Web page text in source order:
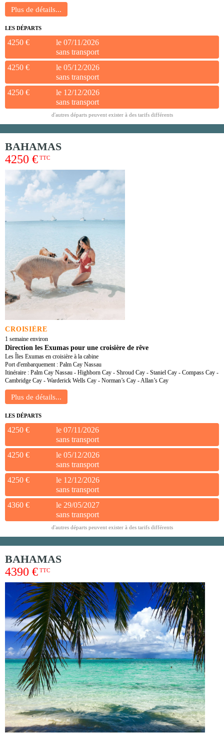
LES DÉPARTS
4250 €
le 07/11/2026
sans transport
4250 €
le 05/12/2026
sans transport
4250 €
le 12/12/2026
sans transport
d'autres départs peuvent exister à des tarifs différents
BAHAMAS
4250 € TTC
CROISIÈRE
1 semaine environ
Direction les Exumas pour une croisière de rêve
Les Îles Exumas en croisière à la cabine
Port d'embarquement : Palm Cay Nassau
Itinéraire : Palm Cay Nassau - Highborn Cay - Shroud Cay - Staniel Cay - Compass Cay -
Cambridge Cay - Warderick Wells Cay - Norman’s Cay - Allan’s Cay
LES DÉPARTS
4250 €
le 07/11/2026
sans transport
4250 €
le 05/12/2026
sans transport
4250 €
le 12/12/2026
sans transport
4360 €
le 29/05/2027
sans transport
d'autres départs peuvent exister à des tarifs différents
BAHAMAS
4390 € TTC